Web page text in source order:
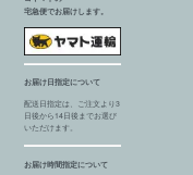
宅急便でお届けします。
お届け日指定について
配送日指定は、ご注文より3
日後から14日後までお選び
いただけます。
お届け時間指定について